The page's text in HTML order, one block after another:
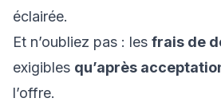
éclairée.
Et n’oubliez pas : les frais de
exigibles qu’après
l’offre.